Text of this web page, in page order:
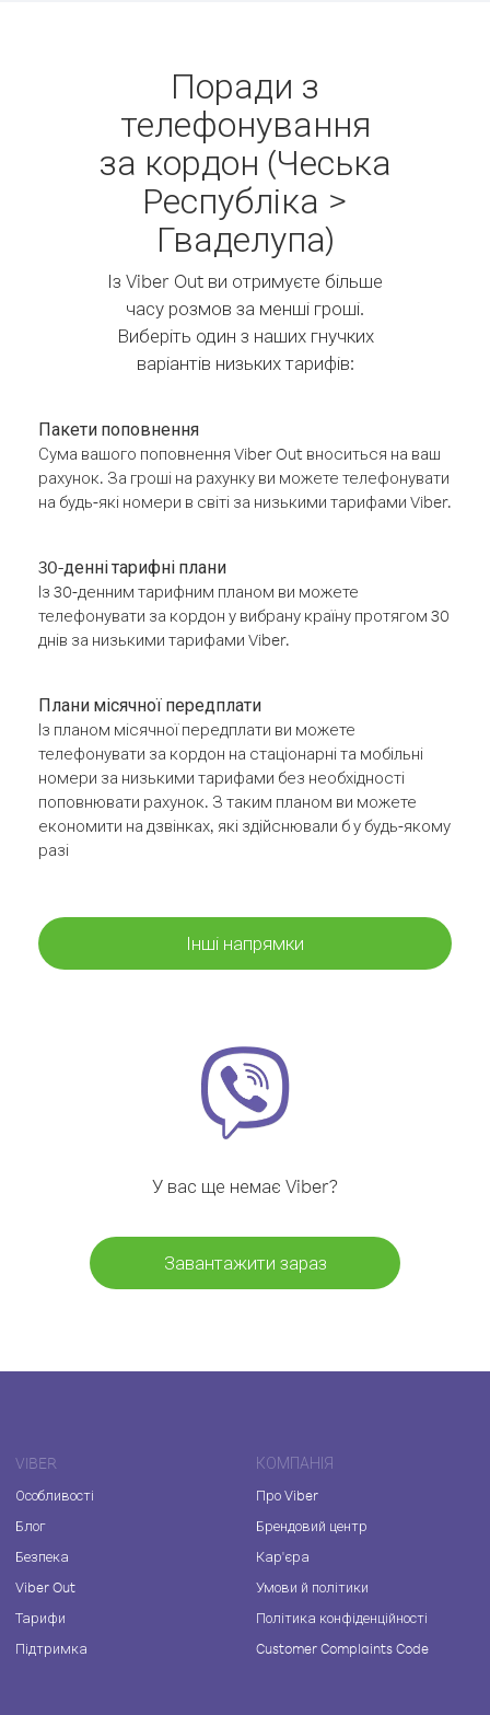
Поради з
телефонування
за кордон (Чеська
Республіка >
Гваделупа)
Із Viber Out ви отримуєте більше
часу розмов за менші гроші.
Виберіть один з наших гнучких
варіантів низьких тарифів:
Пакети поповнення
Сума вашого поповнення Viber Out вноситься на ваш
рахунок. За гроші на рахунку ви можете телефонувати
на будь-які номери в світі за низькими тарифами Viber.
30-денні тарифні плани
Із 30-денним тарифним планом ви можете
телефонувати за кордон у вибрану країну протягом 30
днів за низькими тарифами Viber.
Плани місячної передплати
Із планом місячної передплати ви можете
телефонувати за кордон на стаціонарні та мобільні
номери за низькими тарифами без необхідності
поповнювати рахунок. З таким планом ви можете
економити на дзвінках, які здійснювали б у будь-якому
разі
Інші напрямки
У вас ще немає Viber?
Завантажити зараз
VIBER
Особливості
Блог
Безпека
Viber Out
Тарифи
Підтримка
КОМПАНІЯ
Про Viber
Брендовий центр
Кар'єра
Умови й політики
Політика конфіденційності
Customer Complaints Code